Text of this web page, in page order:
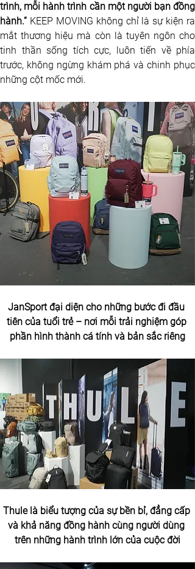
trình, mỗi hành trình cần một người bạn đồng
hành.” KEEP MOVING không chỉ là sự kiện ra
mắt thương hiệu mà còn là tuyên ngôn cho
tinh thần sống tích cực, luôn tiến về phía
trước, không ngừng khám phá và chinh phục
những cột mốc mới.
JanSport đại diện cho những bước đi đầu
tiên của tuổi trẻ – nơi mỗi trải nghiệm góp
phần hình thành cá tính và bản sắc riêng
Thule là biểu tượng của sự bền bỉ, đẳng cấp
và khả năng đồng hành cùng người dùng
trên những hành trình lớn của cuộc đời